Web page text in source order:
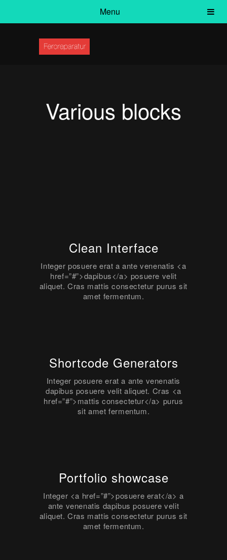
Menu
Various blocks
Clean Interface
Integer posuere erat a ante venenatis <a
href=”#”>dapibus</a> posuere velit
aliquet. Cras mattis consectetur purus sit
amet fermentum.
Shortcode Generators
Integer posuere erat a ante venenatis
dapibus posuere velit aliquet. Cras <a
href=”#”>mattis consectetur</a> purus
sit amet fermentum.
Portfolio showcase
Integer <a href=”#”>posuere erat</a> a
ante venenatis dapibus posuere velit
aliquet. Cras mattis consectetur purus sit
amet fermentum.